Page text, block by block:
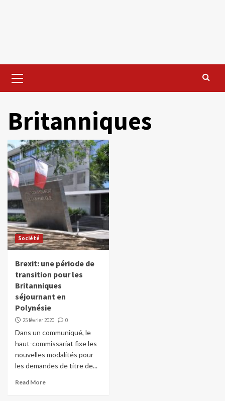
Menu
Britanniques
Société
Brexit: une période de
transition pour les
Britanniques
séjournant en
Polynésie
25 février 2020 0
Dans un communiqué, le
haut-commissariat fixe les
nouvelles modalités pour
les demandes de titre de...
Read More